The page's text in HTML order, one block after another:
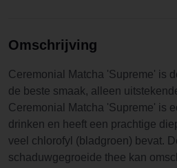
Omschrijving
Ceremonial Matcha 'Supreme' is
de beste smaak, alleen
Ceremonial Matcha 'Supreme' is
drinken en heeft een prachtige
veel chlorofyl (bladgroen) bevat.
schaduwgegroeide thee kan